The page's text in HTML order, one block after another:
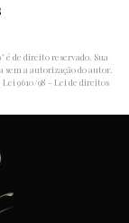
" é de direito reservado. Sua
sem a autorização do autor.
Lei 9610/98 - Lei de direitos